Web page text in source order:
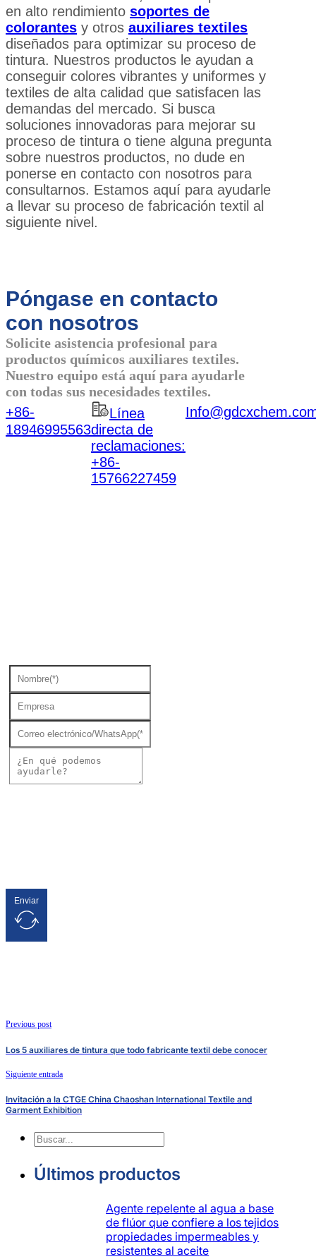
en alto rendimiento soportes de
colorantes y otros auxiliares textiles
diseñados para optimizar su proceso de
tintura. Nuestros productos le ayudan a
conseguir colores vibrantes y uniformes y
textiles de alta calidad que satisfacen las
demandas del mercado. Si busca
soluciones innovadoras para mejorar su
proceso de tintura o tiene alguna pregunta
sobre nuestros productos, no dude en
ponerse en contacto con nosotros para
consultarnos. Estamos aquí para ayudarle
a llevar su proceso de fabricación textil al
siguiente nivel.
Póngase en contacto
con nosotros
Solicite asistencia profesional para
productos químicos auxiliares textiles.
Nuestro equipo está aquí para ayudarle
con todas sus necesidades textiles.
+86-
18946995563
Línea
directa de
reclamaciones:
+86-
15766227459
Enviar
Previous post
Los 5 auxiliares de tintura que todo fabricante textil debe conocer
Siguiente entrada
Invitación a la CTGE China Chaoshan International Textile and
Garment Exhibition
Buscar
Últimos productos
Agente repelente al agua a base
de flúor que confiere a los tejidos
propiedades impermeables y
resistentes al aceite